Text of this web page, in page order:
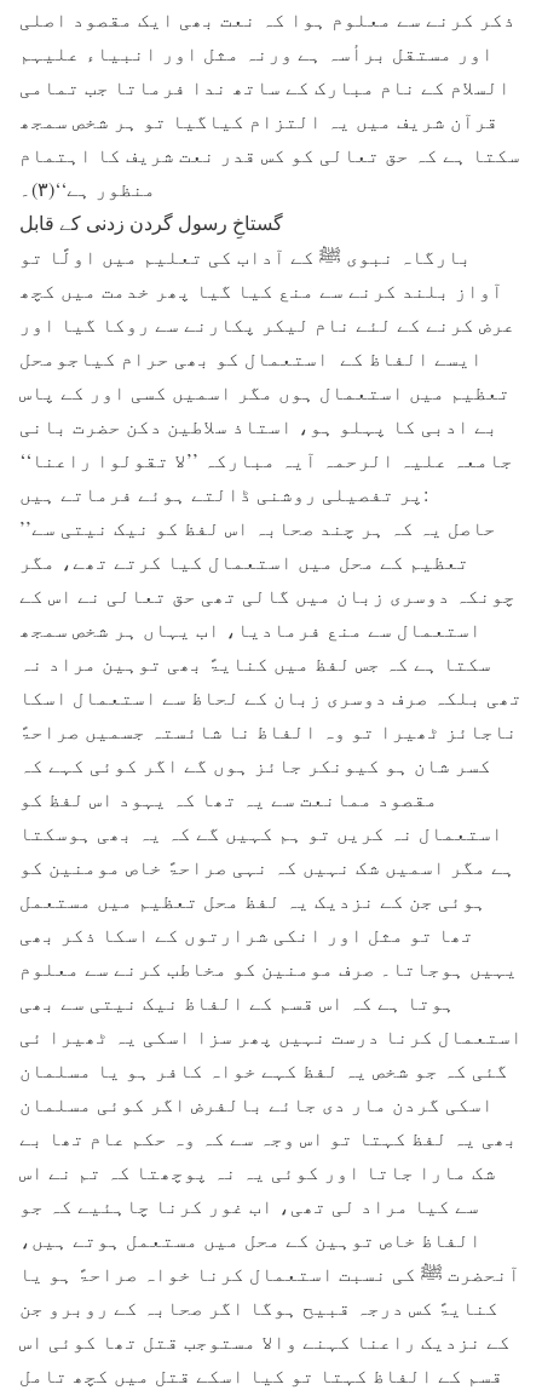
ذکر کرنے سے معلوم ہوا کہ نعت بھی ایک مقصود اصلی
اور مستقل برأسہ ہے ورنہ مثل اور انبیاء علیہم
السلام کے نام مبارک کے ساتھ ندا فرماتا جب تمامی
قرآن شریف میں یہ التزام کیاگیا تو ہر شخص سمجھ
سکتا ہے کہ حق تعالی کو کس قدر نعت شریف کا اہتمام
منظور ہے‘‘(۳)۔
گستاخِ رسول گردن زدنی کے قابل
بارگاہ نبوی ﷺ کے آداب کی تعلیم میں اولًا تو
آواز بلند کرنے سے منع کیا گیا پھر خدمت میں کچھ
عرض کرنے کے لئے نام لیکر پکارنے سے روکا گیا اور
ایسے الفاظ کے استعمال کو بھی حرام کیاجومحل
تعظیم میں استعمال ہوں مگر اسمیں کسی اور کے پاس
بے ادبی کا پہلو ہو، استاذ سلاطین دکن حضرت بانی
جامعہ علیہ الرحمہ آیہ مبارکہ ’’لا تقولوا راعنا‘‘
پر تفصیلی روشنی ڈالتے ہوئے فرماتے ہیں:
’’حاصل یہ کہ ہر چند صحابہ اس لفظ کو نیک نیتی سے
تعظیم کے محل میں استعمال کیا کرتے تھے، مگر
چونکہ دوسری زبان میں گالی تھی حق تعالی نے اس کے
استعمال سے منع فرمادیا، اب یہاں ہر شخص سمجھ
سکتا ہے کہ جس لفظ میں کنایۃً بھی توہین مراد نہ
تھی بلکہ صرف دوسری زبان کے لحاظ سے استعمال اسکا
ناجائز ٹھیرا تو وہ الفاظ نا شائستہ جسمیں صراحۃً
کسر شان ہو کیونکر جائز ہوں گے اگر کوئی کہے کہ
مقصود ممانعت سے یہ تھا کہ یہود اس لفظ کو
استعمال نہ کریں تو ہم کہیں گے کہ یہ بھی ہوسکتا
ہے مگر اسمیں شک نہیں کہ نہی صراحۃً خاص مومنین کو
ہوئی جن کے نزدیک یہ لفظ محل تعظیم میں مستعمل
تھا تو مثل اور انکی شرارتوں کے اسکا ذکر بھی
یہیں ہوجاتا۔ صرف مومنین کو مخاطب کرنے سے معلوم
ہوتا ہے کہ اس قسم کے الفاظ نیک نیتی سے بھی
استعمال کرنا درست نہیں پھر سزا اسکی یہ ٹھیرا ئی
گئی کہ جو شخص یہ لفظ کہے خواہ کافر ہو یا مسلمان
اسکی گردن مار دی جائے بالفرض اگر کوئی مسلمان
بھی یہ لفظ کہتا تو اس وجہ سے کہ وہ حکم عام تھا بے
شک مارا جاتا اور کوئی یہ نہ پوچھتا کہ تم نے اس
سے کیا مراد لی تھی، اب غور کرنا چاہئیے کہ جو
الفاظ خاص توہین کے محل میں مستعمل ہوتے ہیں،
آنحضرت ﷺ کی نسبت استعمال کرنا خواہ صراحۃً ہو یا
کنایۃً کس درجہ قبیح ہوگا اگر صحابہ کے روبرو جن
کے نزدیک راعنا کہنے والا مستوجب قتل تھا کوئی اس
قسم کے الفاظ کہتا تو کیا اسکے قتل میں کچھ تامل